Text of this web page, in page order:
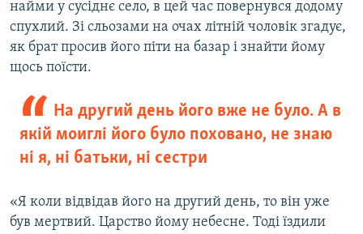
найми у сусіднє село, в цей час повернувся додому
спухлий. Зі сльозами на очах літній чоловік згадує,
як брат просив його піти на базар і знайти йому
щось поїсти.
На другий день його вже не було. А в
якій моиглі його було поховано, не знаю
ні я, ні батьки, ні сестри
«Я коли відвідав його на другий день, то він уже
був мертвий. Царство йому небесне. Тоді їздили